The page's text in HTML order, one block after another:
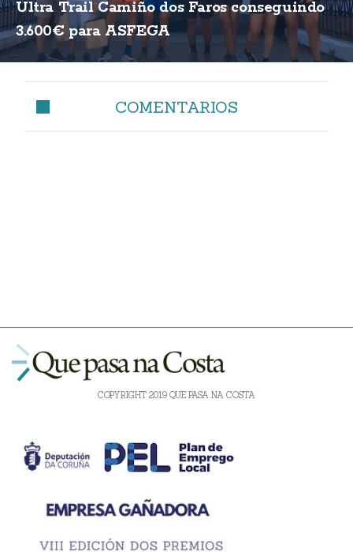
Ultra Trail Camiño dos Faros conseguindo
3.600€ para ASFEGA
COMENTARIOS
COPYRIGHT 2019 QUE PASA NA COSTA